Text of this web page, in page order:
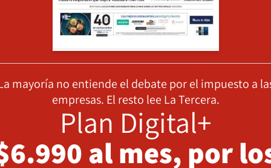
mayoría no entiende el debate por el impuesto a
empresas. El resto lee La Tercera.
Plan Digital+
al mes, por